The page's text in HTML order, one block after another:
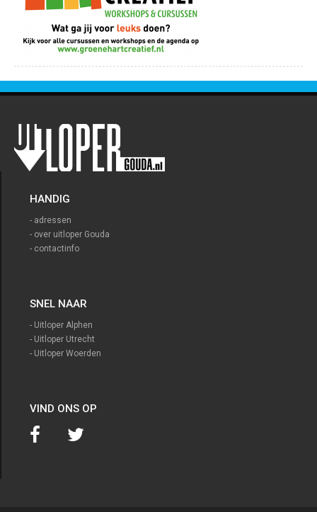
HANDIG
- adressen
- over uitloper Gouda
- contactinfo
SNEL NAAR
- Uitloper Alphen
- Uitloper Utrecht
- Uitloper Woerden
VIND ONS OP
 